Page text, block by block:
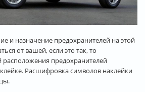
и назначение предохранителей на этой
от вашей, если это так, то
расположения предохранителей
Расшифровка символов наклейки